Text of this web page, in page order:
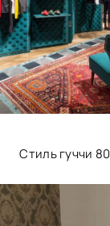
Стиль гуччи 80